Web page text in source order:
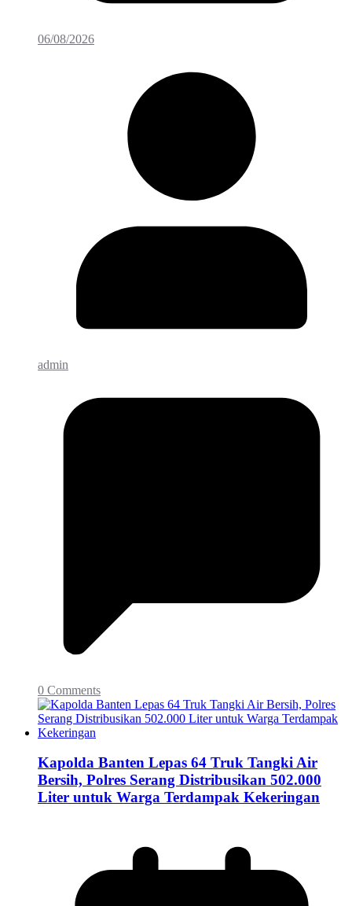
06/08/2026
admin
0 Comments
Kapolda Banten Lepas 64 Truk Tangki Air
Bersih, Polres Serang Distribusikan 502.000
Liter untuk Warga Terdampak Kekeringan